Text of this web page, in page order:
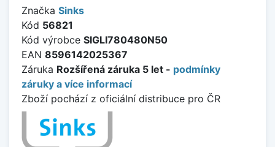
Značka Sinks
Kód 56821
Kód výrobce SIGLI780480N50
EAN 8596142025367
Záruka Rozšířená záruka 5 let - podmínky
záruky a více informací
Zboží pochází z oficiální distribuce pro ČR